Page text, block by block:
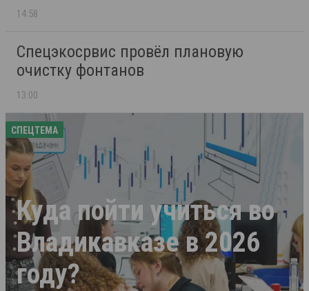
14:58
Спецэкосрвис провёл плановую
очистку фонтанов
13:00
СПЕЦТЕМА
Куда пойти учиться во
Владикавказе в 2026
году?